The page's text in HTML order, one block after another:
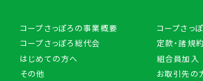
コープさっぽろの事業概要
コープさっ
コープさっぽろ総代会
定款・諸規
はじめての方へ
組合員加入
その他 お取引先の